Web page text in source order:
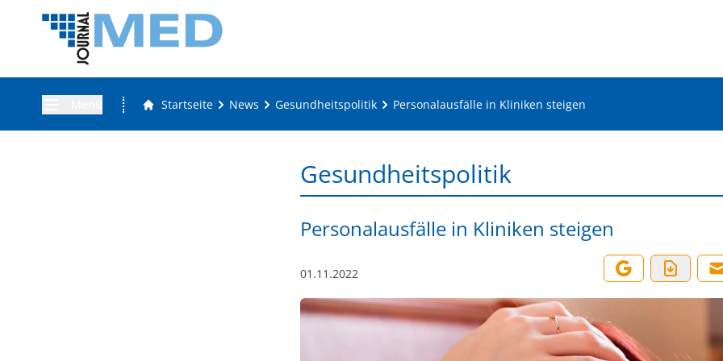
Startseite News Gesundheitspolitik Personalausfälle in Kliniken steigen
Gesundheitspolitik
Personalausfälle in Kliniken steigen
01.11.2022